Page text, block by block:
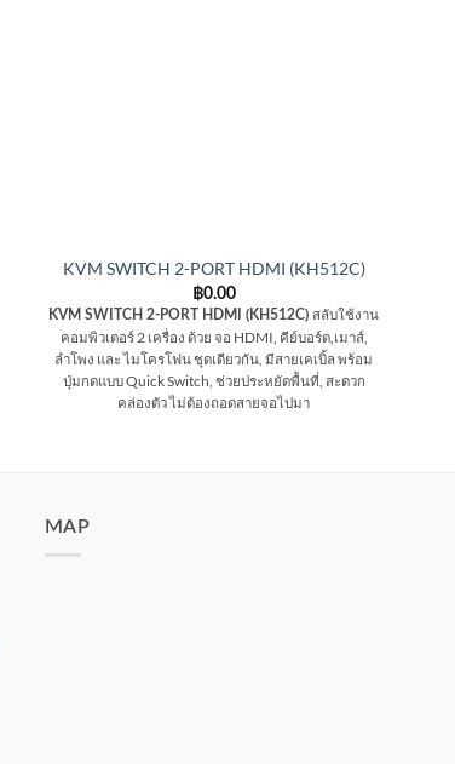
KVM SWITCH 2-PORT HDMI (KH512C)
฿0.00
KVM SWITCH 2-PORT HDMI (KH512C) สลับใช้งาน
คอมพิวเตอร์ 2 เครื่อง ด้วย จอ HDMI, คีย์บอร์ด,เมาส์,
ลำโพง และ ไมโครโฟน ชุดเดียวกัน, มีสายเคเบิ้ล พร้อม
ปุ่มกดแบบ Quick Switch, ช่วยประหยัดพื้นที่, สะดวก
คล่องตัว ไม่ต้องถอดสายจอไปมา
MAP